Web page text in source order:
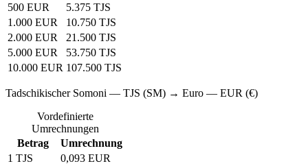
500 EUR
5.375 TJS
1.000 EUR
10.750 TJS
2.000 EUR
21.500 TJS
5.000 EUR
53.750 TJS
10.000 EUR 107.500 TJS
Tadschikischer Somoni — TJS (SM) → Euro — EUR (€)
Vordefinierte
Umrechnungen
Betrag
Umrechnung
1 TJS
0,093 EUR